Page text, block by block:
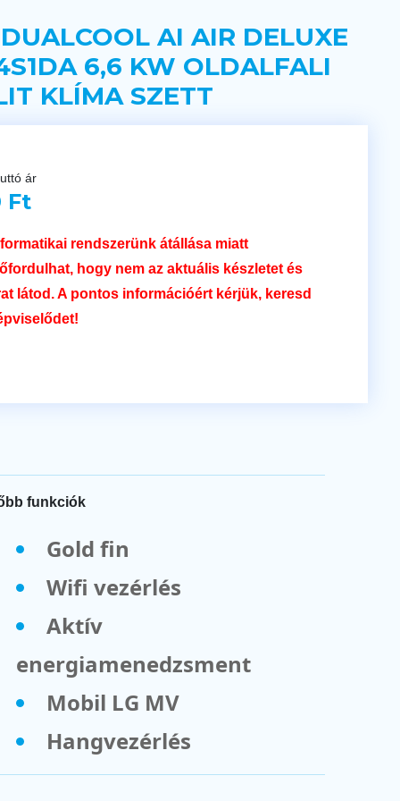
AI AIR DELUXE
6,6 KW OLDALFALI
KLÍMA SZETT
ár
Ft
rendszerünk átállása miatt
hogy nem az aktuális készletet és
látod. A pontos információért kérjük, keresd
funkciók
Gold fin
Wifi vezérlés
Aktív
energiamenedzsment
Mobil LG MV
Hangvezérlés